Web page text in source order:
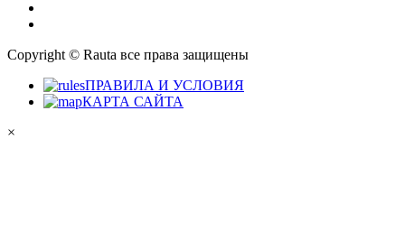
Copyright © Rauta все права защищены
ПРАВИЛА И УСЛОВИЯ
КАРТА САЙТА
×